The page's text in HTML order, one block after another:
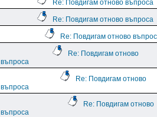
Re: Повдигам отново въпроса
Re: Повдигам отново въпроса
Re: Повдигам отново
Re: Повдигам отново
въпроса
Re: Повдигам отново
въпроса
Re: Повдигам отново
въпроса